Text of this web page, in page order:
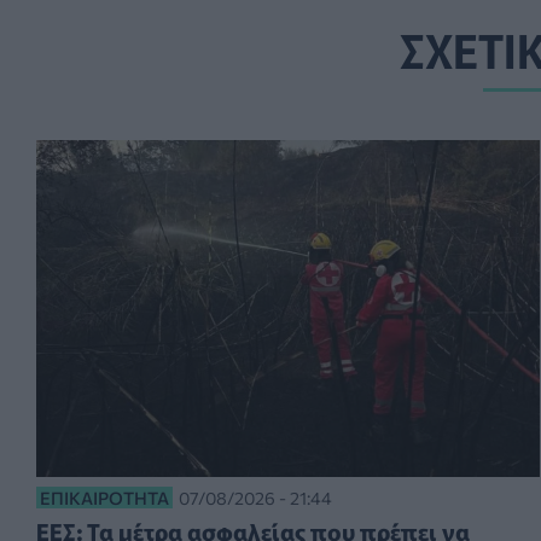
ΕΠΙΚΑΙΡΌΤΗΤΑ 07/08/2026 - 21:44
ΕΕΣ: Τα μέτρα ασφαλείας που πρέπει να